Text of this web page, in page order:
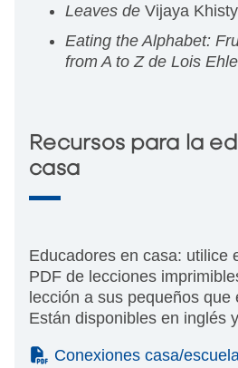
Leaves de Vijaya
Eating the Alphabet:
from A to Z de Lois
Recursos para la
casa
Educadores en casa: utilice
PDF de lecciones
lección a sus pequeños que
Están disponibles en inglés
(PDF)
Conexiones casa/